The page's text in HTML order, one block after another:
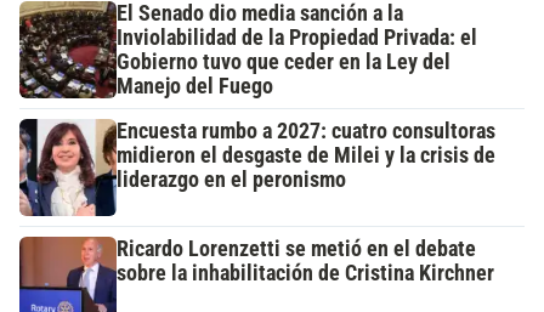
El Senado dio media sanción a la
Inviolabilidad de la Propiedad Privada: el
Gobierno tuvo que ceder en la Ley del
Manejo del Fuego
Encuesta rumbo a 2027: cuatro consultoras
midieron el desgaste de Milei y la crisis de
liderazgo en el peronismo
Ricardo Lorenzetti se metió en el debate
sobre la inhabilitación de Cristina Kirchner